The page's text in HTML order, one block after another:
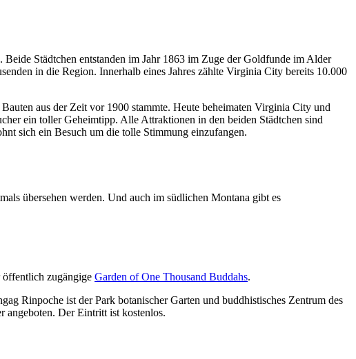
Städtchen entstanden im Jahr 1863 im Zuge der Goldfunde im Alder
in die Region. Innerhalb eines Jahres zählte Virginia City bereits 10.000
aus der Zeit vor 1900 stammte. Heute beheimaten Virginia City und
ein toller Geheimtipp. Alle Attraktionen in den beiden Städtchen sind
sich ein Besuch um die tolle Stimmung einzufangen.
übersehen werden. Und auch im südlichen Montana gibt es
zugängige Garden of One Thousand Buddahs.
Rinpoche ist der Park botanischer Garten und buddhistisches Zentrum des
angeboten. Der Eintritt ist kostenlos.